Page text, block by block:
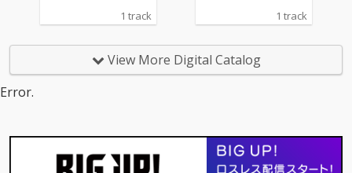
1 track 1 track
View More Digital Catalog
Error.